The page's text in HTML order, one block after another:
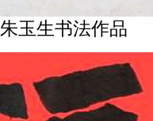
朱玉生书法作品